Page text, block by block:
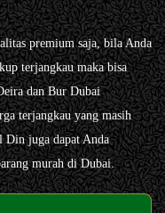
premium saja, bila Anda
terjangkau maka bisa
dan Bur Dubai
terjangkau yang masih
Din juga dapat Anda
murah di Dubai.